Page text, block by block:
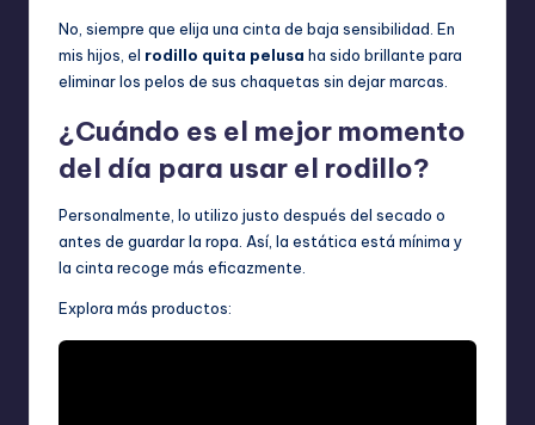
No, siempre que elija una cinta de baja sensibilidad. En
mis hijos, el rodillo quita pelusa ha sido brillante para
eliminar los pelos de sus chaquetas sin dejar marcas.
¿Cuándo es el mejor momento
del día para usar el rodillo?
Personalmente, lo utilizo justo después del secado o
antes de guardar la ropa. Así, la estática está mínima y
la cinta recoge más eficazmente.
Explora más productos: